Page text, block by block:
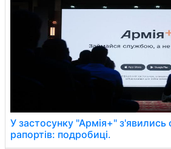
У застосунку "Армія+" з'явились
рапортів: подробиці.